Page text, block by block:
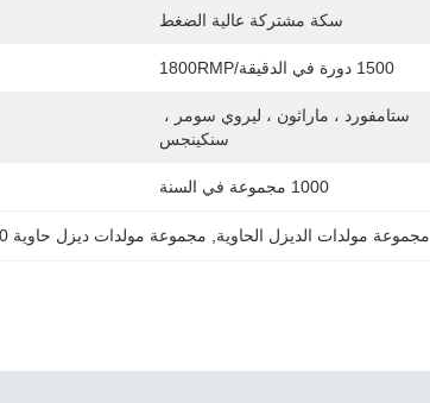
سكة مشتركة عالية الضغط
1500 دورة في الدقيقة/1800RMP
سنكينجس
1000 مجموعة في السنة
مجموعة مولدات الديزل الحاوية مجموعة مولدات ديزل حاوية 40 قدم